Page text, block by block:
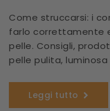
Come struccarsi: i
farlo correttamente
pelle. Consigli,
pelle pulita,
Leggi tutto